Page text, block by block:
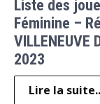
Liste des
Féminine –
VILLENEUVE
2023
Lire la